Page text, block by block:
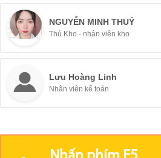
NGUYỄN MINH THUÝ
Thủ Kho - nhân viên kho
Lưu Hoàng Linh
Nhân viên kế toán